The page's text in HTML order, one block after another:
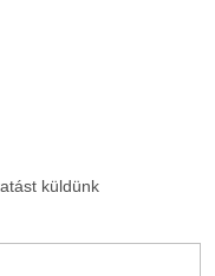
küldünk